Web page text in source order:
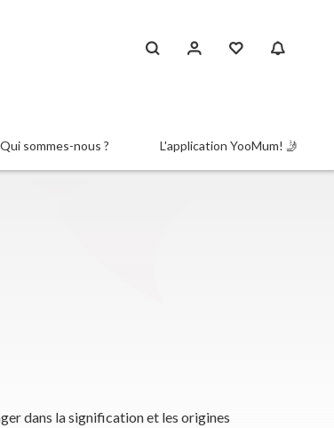
Qui sommes-nous ? L'application YooMum! 🤳
dans la signification et les origines